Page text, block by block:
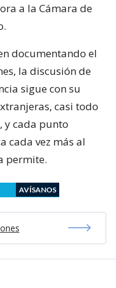
a la Cámara de
documentando el
la discusión de
sigue con su
casi todo
y cada punto
cada vez más al
permite.
AVÍSANOS